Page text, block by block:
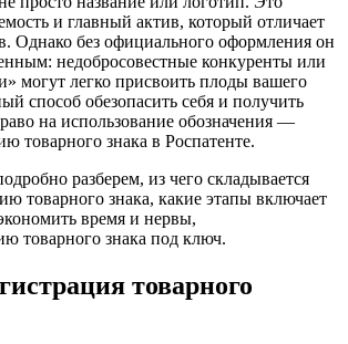
и главный актив, который отличает
Однако без официального оформления он
недобросовестные конкуренты или
могут легко присвоить плоды вашего
способ обезопасить себя и получить
на использование обозначения —
товарного знака в Роспатенте.
разберем, из чего складывается
товарного знака, какие этапы включает
время и нервы,
товарного знака под ключ.
товарного